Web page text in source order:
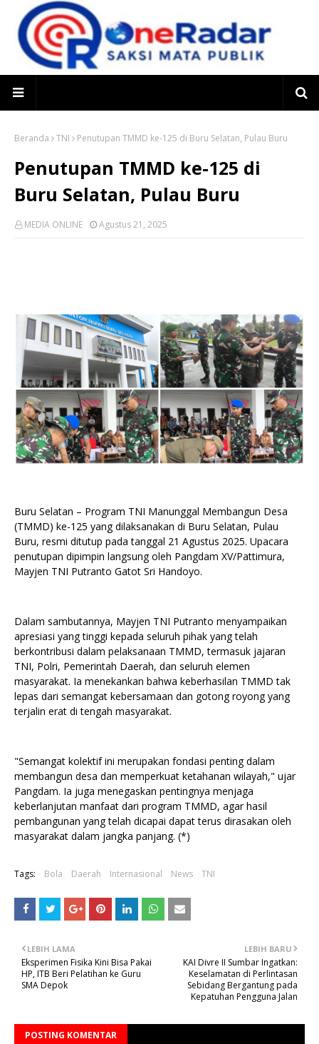
Beranda TNI Penutupan TMMD ke-125 di Buru Selatan, Pulau Buru
Penutupan TMMD ke-125 di
Buru Selatan, Pulau Buru
MEDIA ONLINE Agustus 21, 2025
Buru Selatan – Program TNI Manunggal Membangun Desa
(TMMD) ke-125 yang dilaksanakan di Buru Selatan, Pulau
Buru, resmi ditutup pada tanggal 21 Agustus 2025. Upacara
penutupan dipimpin langsung oleh Pangdam XV/Pattimura,
Mayjen TNI Putranto Gatot Sri Handoyo.
Dalam sambutannya, Mayjen TNI Putranto menyampaikan
apresiasi yang tinggi kepada seluruh pihak yang telah
berkontribusi dalam pelaksanaan TMMD, termasuk jajaran
TNI, Polri, Pemerintah Daerah, dan seluruh elemen
masyarakat. Ia menekankan bahwa keberhasilan TMMD tak
lepas dari semangat kebersamaan dan gotong royong yang
terjalin erat di tengah masyarakat.
"Semangat kolektif ini merupakan fondasi penting dalam
membangun desa dan memperkuat ketahanan wilayah," ujar
Pangdam. Ia juga menegaskan pentingnya menjaga
keberlanjutan manfaat dari program TMMD, agar hasil
pembangunan yang telah dicapai dapat terus dirasakan oleh
masyarakat dalam jangka panjang. (*)
Tags: Bola Daerah Internasional News TNI
LEBIH BARU
KAI Divre II Sumbar Ingatkan:
Keselamatan di Perlintasan
Sebidang Bergantung pada
Kepatuhan Pengguna Jalan
LEBIH LAMA
Eksperimen Fisika Kini Bisa Pakai
HP, ITB Beri Pelatihan ke Guru
SMA Depok
POSTING KOMENTAR